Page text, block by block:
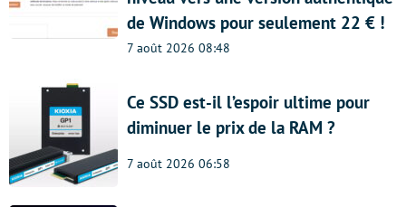
de Windows pour seulement 22 € !
7 août 2026 08:48
Ce SSD est-il l’espoir ultime pour
diminuer le prix de la RAM ?
7 août 2026 06:58